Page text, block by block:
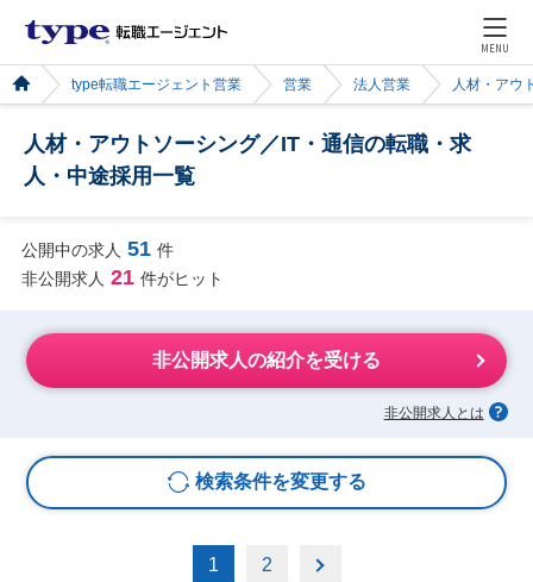
MENU
type転職エージェント営業 営業 法人営業 人材・アウ
人材・アウトソーシング／IT・通信の転職・求
人・中途採用一覧
公開中の求人 51 件
非公開求人 21 件がヒット
非公開求人の紹介を受ける
非公開求人とは
検索条件を変更する
1 2